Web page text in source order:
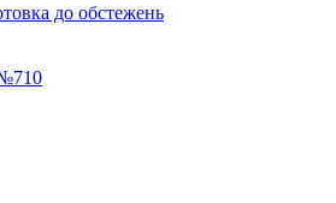
до обстежень